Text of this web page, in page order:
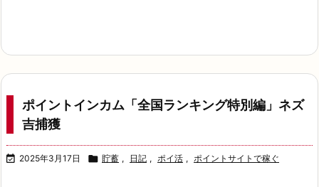
ポイントインカム「全国ランキング特別編」ネズ
吉捕獲
 2025年3月17日  貯蓄 , 日記 , ポイ活 , ポイントサイトで稼ぐ